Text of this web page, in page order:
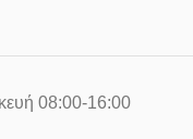
08:00-16:00